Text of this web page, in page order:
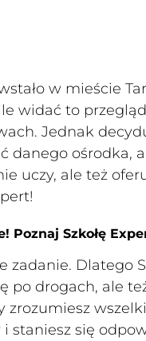
w mieście
widać to
Jednak
ośrodka,
uczy, ale też
Poznaj Szkołę
Dlatego
po drogach, ale
staniesz się